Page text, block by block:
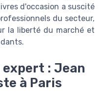
d'occasion a suscité
du secteur,
la liberté du marché et
: Jean
à Paris